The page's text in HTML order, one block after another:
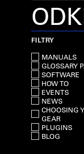
FILTRY
MANUALS
GLOSSARY
SOFTWARE
HOW TO
EVENTS
NEWS
CHOOSING
GEAR
PLUGINS
BLOG